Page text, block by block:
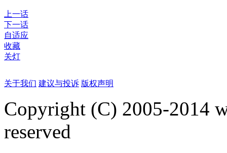
上一话
下一话
自适应
收藏
关灯
关于我们 建议与投诉 版权声明
Copyright (C) 2005-2014
reserved